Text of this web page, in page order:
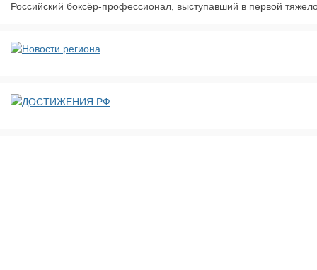
Российский боксёр-профессионал, выступавший в первой
ДОСТИЖЕНИЯ.РФ